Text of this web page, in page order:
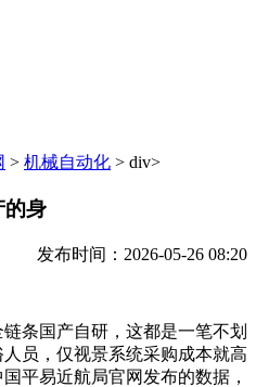
> 机械自动化 > div>
的身
发布时间：2026-05-26 08:20
国产自研，这都是一笔不划
员，仅视景系统采购成本就高
平易近航局官网发布的数据，